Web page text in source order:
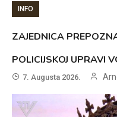
INFO
ZAJEDNICA
POLICIJSKOJ UPRAVI
7. Augusta 2026.